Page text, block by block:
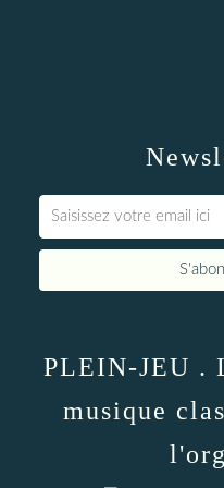
PLEIN-JEU .
musique